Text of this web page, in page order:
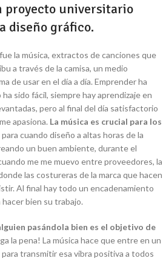
proyecto universitario
diseño gráfico.
la música, extractos de canciones que
a través de la camisa, un medio
de usar en el día a día. Emprender ha
sido fácil, siempre hay aprendizaje en
pero al final del día satisfactorio
apasiona. La música es crucial para los
para cuando diseño a altas horas de la
un buen ambiente, durante el
me me muevo entre proveedores, la
las costureras de la marca que hacen
Al final hay todo un encadenamiento
bien su trabajo.
pasándola bien es el objetivo de
la pena! La música hace que entre en un
transmitir esa vibra positiva a todos